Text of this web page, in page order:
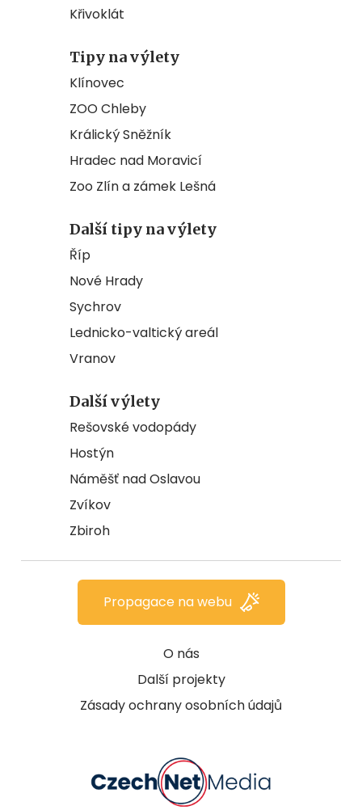
Křivoklát
Tipy na výlety
Klínovec
ZOO Chleby
Králický Sněžník
Hradec nad Moravicí
Zoo Zlín a zámek Lešná
Další tipy na výlety
Říp
Nové Hrady
Sychrov
Lednicko-valtický areál
Vranov
Další výlety
Rešovské vodopády
Hostýn
Náměšť nad Oslavou
Zvíkov
Zbiroh
O nás
Další projekty
Zásady ochrany osobních údajů
Propagace na webu